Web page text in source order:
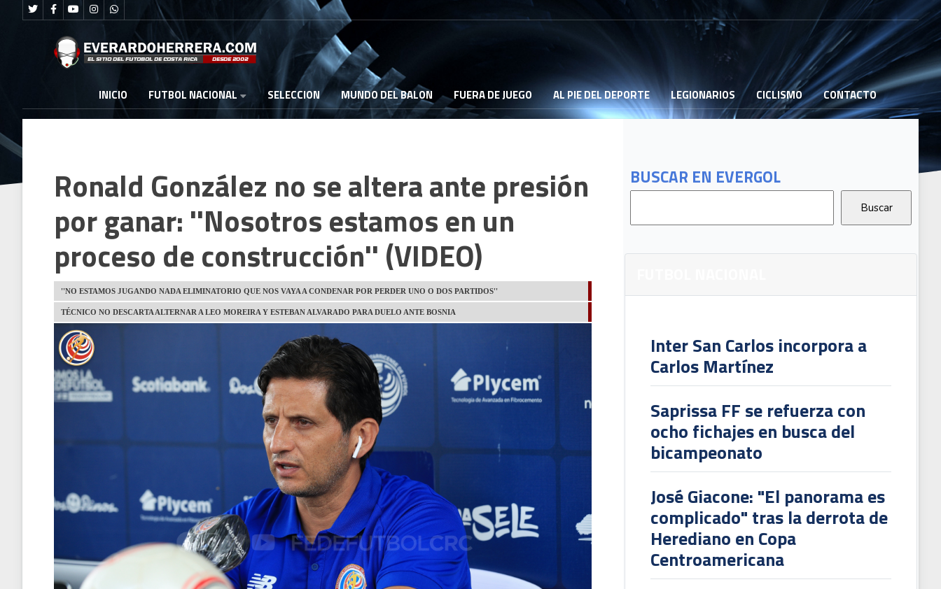
INICIO FUTBOL NACIONAL SELECCION MUNDO DEL BALON FUERA DE JUEGO AL PIE DEL DEPORTE LEGIONARIOS CICLISMO CONTACTO
BUSCAR EN EVERGOL
Inter San Carlos incorpora a
Carlos Martínez
Saprissa FF se refuerza con
ocho fichajes en busca del
bicampeonato
José Giacone: "El panorama es
complicado" tras la derrota de
Herediano en Copa
Centroamericana
Ronald González no se altera ante presión
por ganar: ''Nosotros estamos en un
proceso de construcción'' (VIDEO)
''NO ESTAMOS JUGANDO NADA ELIMINATORIO QUE NOS VAYA A CONDENAR POR PERDER UNO O DOS PARTIDOS''
TÉCNICO NO DESCARTA ALTERNAR A LEO MOREIRA Y ESTEBAN ALVARADO PARA DUELO ANTE BOSNIA